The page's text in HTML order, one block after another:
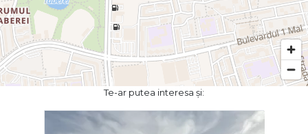
Te-ar putea interesa și: